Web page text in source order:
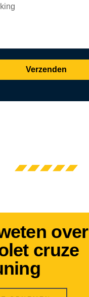
Verzenden
over
cruze